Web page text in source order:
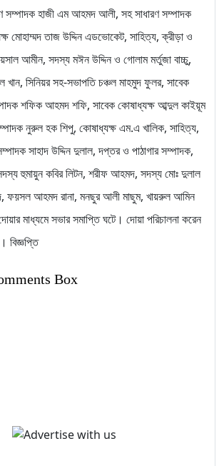
সম্পাদক হাজী এম আহমদ আলী, সহ সাধারণ সম্পাদক
মোহাম্মদ তাজ উদ্দিন এডভোকেট, সাহিত্য, ক্রীড়া ও
আমীন, সদস্য মঈন উদ্দিন ও গোলাম মর্তুজা বাচ্চু,
সিনিয়র সহ-সভাপতি চঞ্চল মাহমুদ ফুলর, সাবেক
শফিক আহমদ শফি, সাবেক কোষাধ্যক্ষ আব্দুল কাইয়ূম
নুরুল হক শিপু, কোষাধ্যক্ষ এম.এ খালিক, সাহিত্য,
সাহাদ উদ্দিন দুলাল, দপ্তর ও পাঠাগার সম্পাদক,
হুমায়ুন কবির লিটন, শরীফ আহমদ, সদস্য মোঃ দুলাল
ফয়সল আহমদ রানা, মনছুর আলী মাছুম, খায়রুল আমিন
মাধ্যমে সভার সমাপ্তি ঘটে। দোয়া পরিচালনা করেন
Box